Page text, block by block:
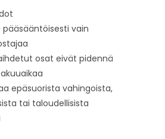
pääsääntöisesti vain
osat eivät pidennä
epäsuorista vahingoista,
tai taloudellisista